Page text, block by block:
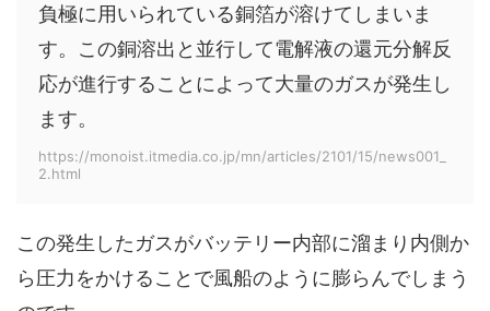
負極に用いられている銅箔が溶けてしまいま
す。この銅溶出と並行して電解液の還元分解反
応が進行することによって大量のガスが発生し
ます。
https://monoist.itmedia.co.jp/mn/articles/2101/15/news001_
2.html
この発生したガスがバッテリー内部に溜まり内側か
ら圧力をかけることで風船のように膨らんでしまう